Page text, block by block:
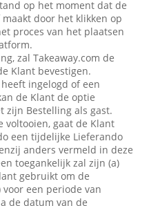
op het moment dat de
door het klikken op
proces van het plaatsen
zal Takeaway.com de
Klant bevestigen.
ingelogd of een
de Klant de optie
zijn Bestelling als gast.
voltooien, gaat de Klant
een tijdelijke Lieferando
anders vermeld in deze
toegankelijk zal zijn (a)
gebruikt om de
een periode van
de datum van de